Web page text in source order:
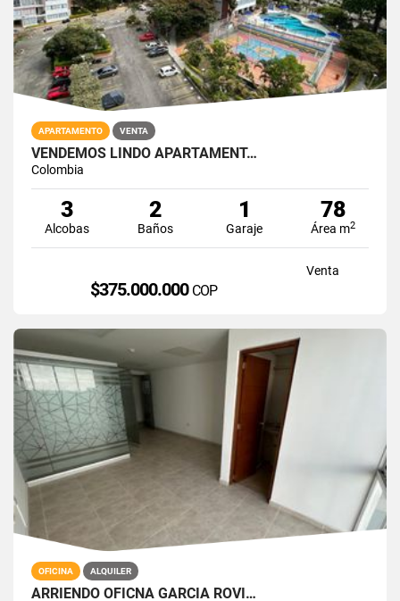
APARTAMENTO VENTA
VENDEMOS LINDO APARTAMENT…
Colombia
3
Alcobas
2
Baños
1
Garaje
78
Área m2
Venta
$375.000.000 COP
OFICINA ALQUILER
ARRIENDO OFICNA GARCIA ROVI…